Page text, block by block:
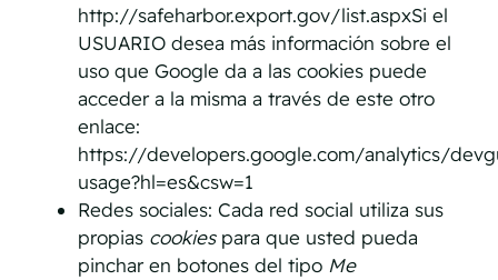
http://safeharbor.export.gov/list.aspxSi el
USUARIO desea más información sobre el
uso que Google da a las cookies puede
acceder a la misma a través de este otro
enlace:
https://developers.google.com/analytics/
usage?hl=es&csw=1
Redes sociales: Cada red social utiliza sus
propias cookiespara que usted pueda
pinchar en botones del tipo Me